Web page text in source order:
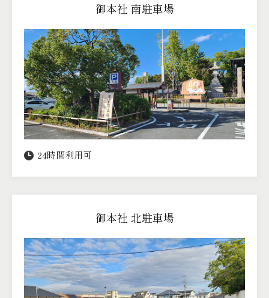
御本社 南駐車場
24時間利用可
御本社 北駐車場